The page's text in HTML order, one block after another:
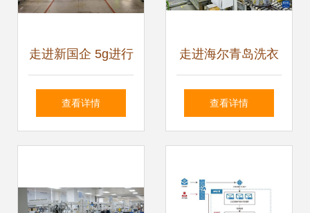
走进新国企 5g进行
时丨5g串联起江城
查看详情
走进海尔青岛洗衣
机互联工厂 探秘智
与服务增值
查看详情